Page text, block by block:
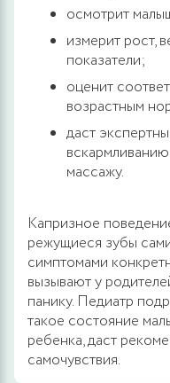
осмотрит
измерит рост,
показатели;
оценит
возрастным
даст
массажу.
Капризное
режущиеся зубы
симптомами
вызывают у
панику. Педиатр
такое состояние
ребенка, даст
самочувствия.